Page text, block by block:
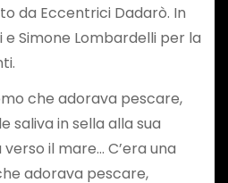
da Eccentrici Dadarò. In
Simone Lombardelli per la
che adorava pescare,
saliva in sella alla sua
il mare… C’era una
adorava pescare,